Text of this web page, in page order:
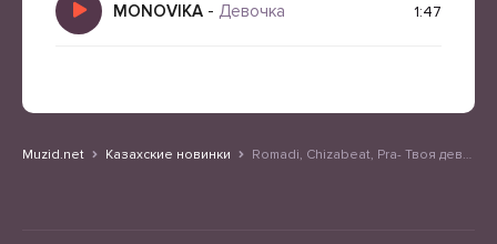
MONOVIKA - Девочка 1:47
Muzid.net Казахские новинки Romadi, Chizabeat, Pra- Твоя девочка